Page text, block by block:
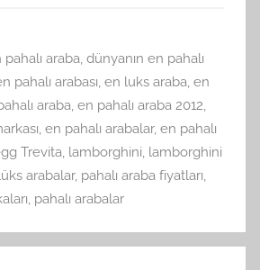
araba, dünyanın en pahalı
pahalı arabası, en luks araba, en
araba, en pahalı araba 2012,
, en pahalı arabalar, en pahalı
Trevita, lamborghini, lamborghini
arabalar, pahalı araba fiyatları,
, pahalı arabalar